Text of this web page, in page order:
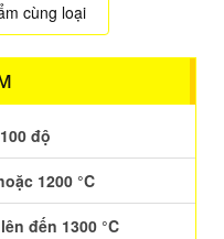
cùng loại
độ
1200 °C
đến 1300 °C